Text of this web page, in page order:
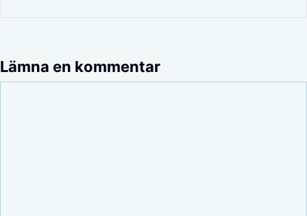
Lämna en kommentar